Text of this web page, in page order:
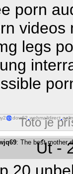
porn
videos
legs
dow62 webmaildirect
Toto je
: The best mother
Út -